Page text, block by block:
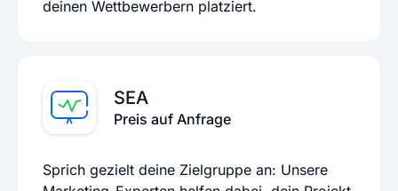
deinen Wettbewerbern platziert.
SEA
Preis auf Anfrage
Sprich gezielt deine Zielgruppe an: Unsere